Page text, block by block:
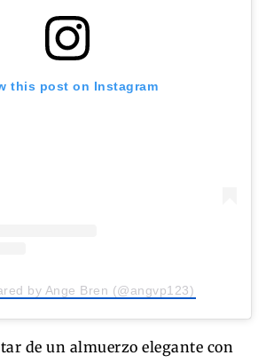
this post on Instagram
by Ange Bren (@angvp123)
de un almuerzo elegante con